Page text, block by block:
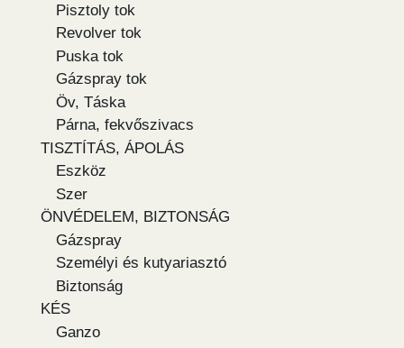
Pisztoly tok
Revolver tok
Puska tok
Gázspray tok
Öv, Táska
Párna, fekvőszivacs
TISZTÍTÁS, ÁPOLÁS
Eszköz
Szer
ÖNVÉDELEM, BIZTONSÁG
Gázspray
Személyi és kutyariasztó
Biztonság
KÉS
Ganzo